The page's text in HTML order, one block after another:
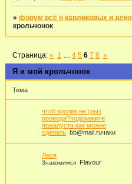
»форум всё о карликовых и
крольчонок
Я и мой крольчонок
Страница:« 1 … 4 5 6 7 8 »
Тема
чтоб кролик не грыз
провода?подскажите
пожалуста как можно
сделать bb@mail.ruчаки
Леся
Знакомимся Flavour